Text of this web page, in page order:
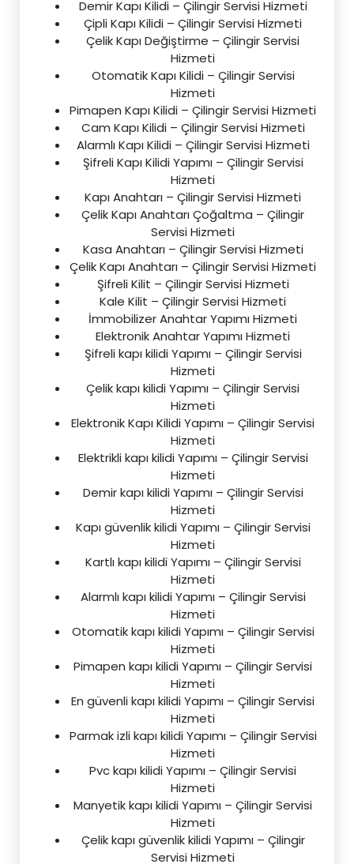
Demir Kapı Kilidi – Çilingir Servisi Hizmeti
Çipli Kapı Kilidi – Çilingir Servisi Hizmeti
Çelik Kapı Değiştirme – Çilingir Servisi
Hizmeti
Otomatik Kapı Kilidi – Çilingir Servisi
Hizmeti
Pimapen Kapı Kilidi – Çilingir Servisi Hizmeti
Cam Kapı Kilidi – Çilingir Servisi Hizmeti
Alarmlı Kapı Kilidi – Çilingir Servisi Hizmeti
Şifreli Kapı Kilidi Yapımı – Çilingir Servisi
Hizmeti
Kapı Anahtarı – Çilingir Servisi Hizmeti
Çelik Kapı Anahtarı Çoğaltma – Çilingir
Servisi Hizmeti
Kasa Anahtarı – Çilingir Servisi Hizmeti
Çelik Kapı Anahtarı – Çilingir Servisi Hizmeti
Şifreli Kilit – Çilingir Servisi Hizmeti
Kale Kilit – Çilingir Servisi Hizmeti
İmmobilizer Anahtar Yapımı Hizmeti
Elektronik Anahtar Yapımı Hizmeti
Şifreli kapı kilidi Yapımı – Çilingir Servisi
Hizmeti
Çelik kapı kilidi Yapımı – Çilingir Servisi
Hizmeti
Elektronik Kapı Kilidi Yapımı – Çilingir Servisi
Hizmeti
Elektrikli kapı kilidi Yapımı – Çilingir Servisi
Hizmeti
Demir kapı kilidi Yapımı – Çilingir Servisi
Hizmeti
Kapı güvenlik kilidi Yapımı – Çilingir Servisi
Hizmeti
Kartlı kapı kilidi Yapımı – Çilingir Servisi
Hizmeti
Alarmlı kapı kilidi Yapımı – Çilingir Servisi
Hizmeti
Otomatik kapı kilidi Yapımı – Çilingir Servisi
Hizmeti
Pimapen kapı kilidi Yapımı – Çilingir Servisi
Hizmeti
En güvenli kapı kilidi Yapımı – Çilingir Servisi
Hizmeti
Parmak izli kapı kilidi Yapımı – Çilingir Servisi
Hizmeti
Pvc kapı kilidi Yapımı – Çilingir Servisi
Hizmeti
Manyetik kapı kilidi Yapımı – Çilingir Servisi
Hizmeti
Çelik kapı güvenlik kilidi Yapımı – Çilingir
Servisi Hizmeti